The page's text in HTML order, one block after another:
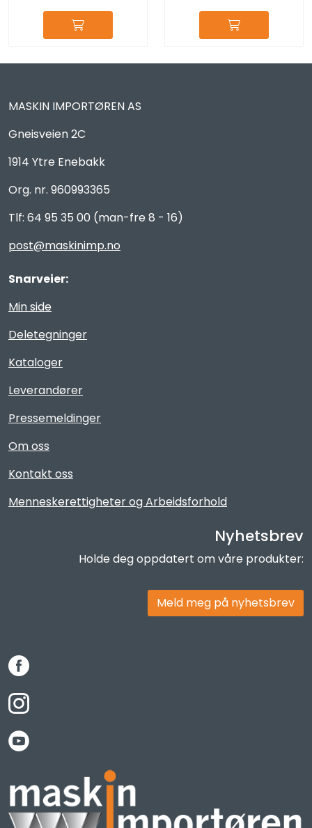
MASKIN IMPORTØREN AS
Gneisveien 2C
1914 Ytre Enebakk
Org. nr. 960993365
Tlf: 64 95 35 00 (man-fre 8 - 16)
post@maskinimp.no
Snarveier:
Min side
Deletegninger
Kataloger
Leverandører
Pressemeldinger
Om oss
Kontakt oss
Menneskerettigheter og Arbeidsforhold
Nyhetsbrev
Holde deg oppdatert om våre produkter:
Meld meg på nyhetsbrev